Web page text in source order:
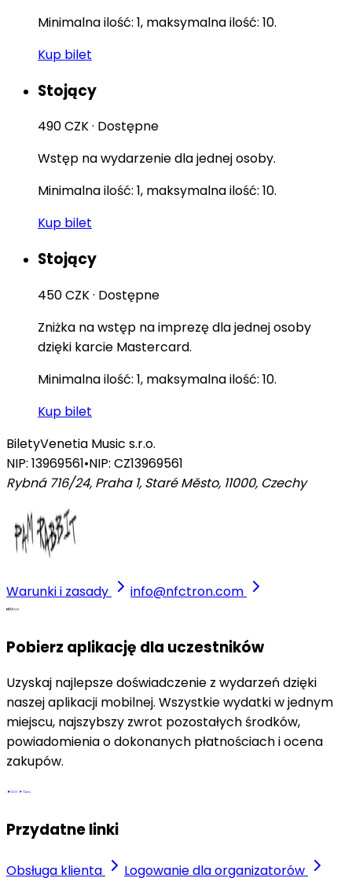
Minimalna ilość: 1, maksymalna ilość: 10.
Kup bilet
Stojący
490 CZK· Dostępne
Wstęp na wydarzenie dla jednej osoby.
Minimalna ilość: 1, maksymalna ilość: 10.
Kup bilet
Stojący
450 CZK· Dostępne
Zniżka na wstęp na imprezę dla jednej osoby
dzięki karcie Mastercard.
Minimalna ilość: 1, maksymalna ilość: 10.
Kup bilet
BiletyVenetia Music s.r.o.
NIP: 13969561•NIP: CZ13969561
Rybná 716/24, Praha 1, Staré Město, 11000, Czechy
Warunki i zasady info@nfctron.com
Pobierz aplikację dla uczestników
Uzyskaj najlepsze doświadczenie z wydarzeń dzięki
naszej aplikacji mobilnej. Wszystkie wydatki w jednym
miejscu, najszybszy zwrot pozostałych środków,
powiadomienia o dokonanych płatnościach i ocena
zakupów.
Przydatne linki
Obsługa klienta Logowanie dla organizatorów